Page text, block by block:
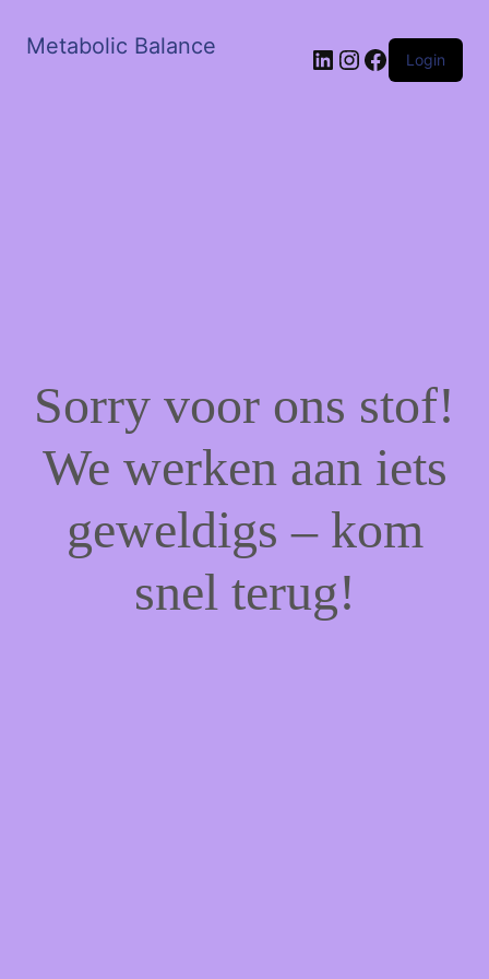
Metabolic Balance LinkedIn
Instagram
Facebook
Login
Sorry voor ons stof!
We werken aan iets
geweldigs – kom
snel terug!